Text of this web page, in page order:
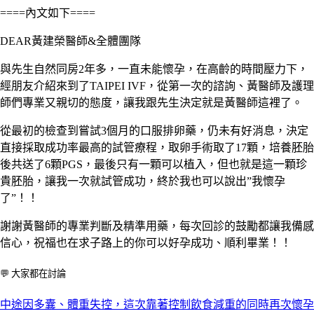
====內文如下====
DEAR黃建榮醫師&全體團隊
與先生自然同房2年多，一直未能懷孕，在高齡的時間壓力下，
經朋友介紹來到了TAIPEI IVF ，從第一次的諮詢、黃醫師及護理
師們專業又親切的態度，讓我跟先生決定就是黃醫師這裡了。
從最初的檢查到嘗試3個月的口服排卵藥，仍未有好消息，決定
直接採取成功率最高的試管療程，取卵手術取了17顆，培養胚胎
後共送了6顆PGS ，最後只有一顆可以植入，但也就是這一顆珍
貴胚胎，讓我一次就試管成功，終於我也可以說出”我懷孕
了” ！！
謝謝黃醫師的專業判斷及精準用藥，每次回診的鼓勵都讓我備感
信心，祝福也在求子路上的你可以好孕成功、順利畢業！！
💬 大家都在討論
中途因多囊、體重失控，這次靠著控制飲食減重的同時再次懷孕